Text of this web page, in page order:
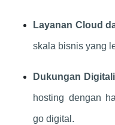
Layanan Cloud
skala bisnis yang
Dukungan
hosting dengan
go digital.